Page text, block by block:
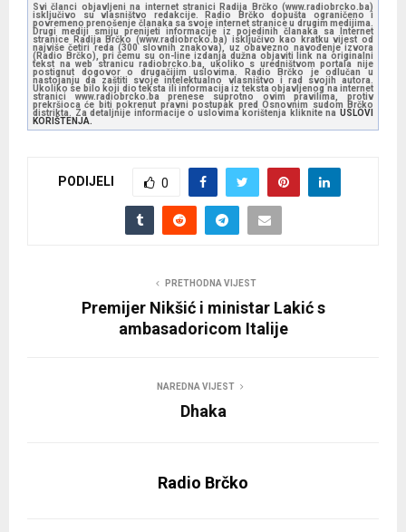
Svi članci objavljeni na internet stranici Radija Brčko (www.radiobrcko.ba)
isključivo su vlasništvo redakcije. Radio Brčko dopušta ograničeno i
povremeno prenošenje članaka sa svoje internet stranice u drugim medijima.
Drugi mediji smiju prenijeti informacije iz pojedinih članaka sa Internet
stranice Radija Brčko (www.radiobrcko.ba) isključivo kao kratku vijest od
najviše četiri reda (300 slovnih znakova), uz obavezno navođenje izvora
(Radio Brčko), pri čemu su on-line izdanja dužna objaviti link na originalni
tekst na web stranicu radiobrcko.ba, ukoliko s uredništvom portala nije
postignut dogovor o drugačijim uslovima. Radio Brčko je odlučan u
nastojanju da zaštiti svoje intelektualno vlasništvo i rad svojih autora.
Ukoliko se bilo koji dio teksta ili informacija iz teksta objavljenog na internet
stranici www.radiobrcko.ba prenese suprotno ovim pravilima, protiv
prekršioca će biti pokrenut pravni postupak pred Osnovnim sudom Brčko
distrikta. Za detaljnije informacije o uslovima korištenja kliknite na USLOVI
KORIŠTENJA.
PODIJELI 0
PRETHODNA VIJEST
Premijer Nikšić i ministar Lakić s
ambasadoricom Italije
NAREDNA VIJEST
Dhaka
Radio Brčko